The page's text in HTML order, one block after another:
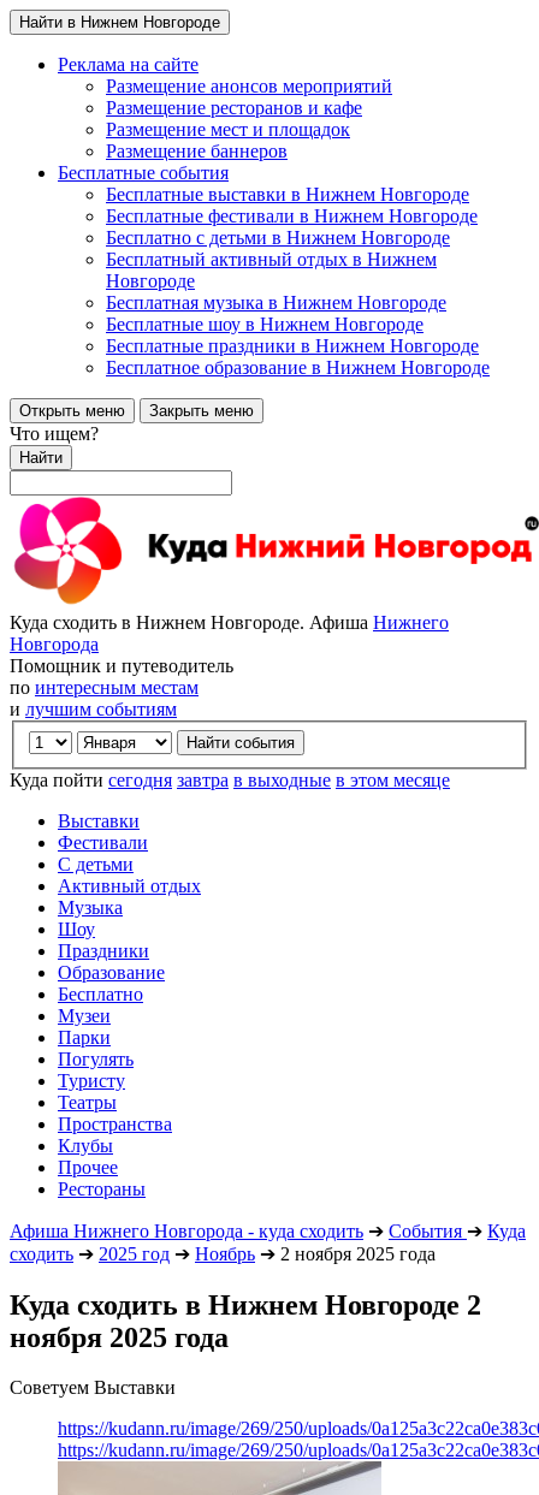
Найти в Нижнем Новгороде
Реклама на сайте
Размещение анонсов мероприятий
Размещение ресторанов и кафе
Размещение мест и площадок
Размещение баннеров
Бесплатные события
Бесплатные выставки в Нижнем Новгороде
Бесплатные фестивали в Нижнем Новгороде
Бесплатно с детьми в Нижнем Новгороде
Бесплатный активный отдых в Нижнем
Новгороде
Бесплатная музыка в Нижнем Новгороде
Бесплатные шоу в Нижнем Новгороде
Бесплатные праздники в Нижнем Новгороде
Бесплатное образование в Нижнем Новгороде
Открыть меню Закрыть меню
Что ищем?
Найти
Куда сходить в Нижнем Новгороде. Афиша Нижнего
Новгорода
Помощник и путеводитель
по интересным местам
и лучшим событиям
Куда пойти сегодня завтра в выходные в этом месяце
Выставки
Фестивали
С детьми
Активный отдых
Музыка
Шоу
Праздники
Образование
Бесплатно
Музеи
Парки
Погулять
Туристу
Театры
Пространства
Клубы
Прочее
Рестораны
Афиша Нижнего Новгорода - куда сходить ➔ События ➔ Куда
сходить ➔ 2025 год ➔ Ноябрь ➔ 2 ноября 2025 года
Куда сходить в Нижнем Новгороде 2
ноября 2025 года
Советуем Выставки
https://kudann.ru/image/269/250/uploads/
https://kudann.ru/image/269/250/uploads/